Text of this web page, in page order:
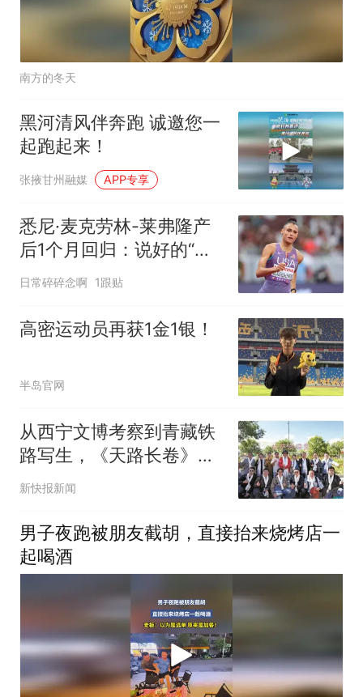
南方的冬天
黑河清风伴奔跑 诚邀您一
起跑起来！
张掖甘州融媒 APP专享
悉尼·麦克劳林-莱弗隆产
后1个月回归：说好的“慢
慢来”呢？
日常碎碎念啊 1跟贴
高密运动员再获1金1银！
半岛官网
从西宁文博考察到青藏铁
路写生，《天路长卷》主
创团队踏雪域启新程
新快报新闻
男子夜跑被朋友截胡，直接抬来烧烤店一
起喝酒